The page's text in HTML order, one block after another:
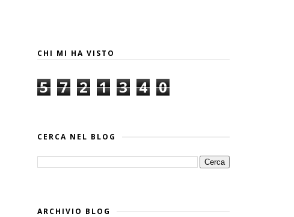
CHI MI HA VISTO
5 7 2 1 3 4 0
CERCA NEL BLOG
ARCHIVIO BLOG